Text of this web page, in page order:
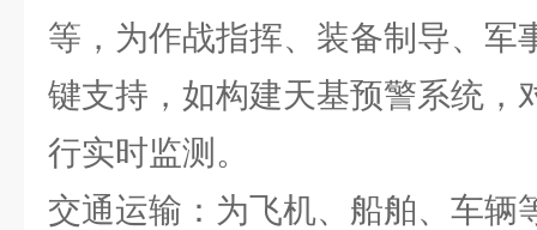
等，为作战指挥、装备制导、军
键支持，如构建天基预警系统，
行实时监测。
交通运输：为飞机、船舶、车辆